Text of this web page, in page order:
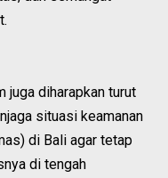
juga diharapkan turut
situasi keamanan
di Bali agar tetap
di tengah